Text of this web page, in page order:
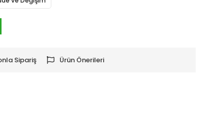
Sipariş Ürün Önerileri